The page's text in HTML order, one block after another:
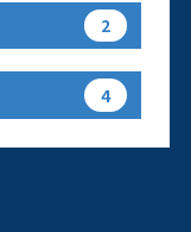
2
4